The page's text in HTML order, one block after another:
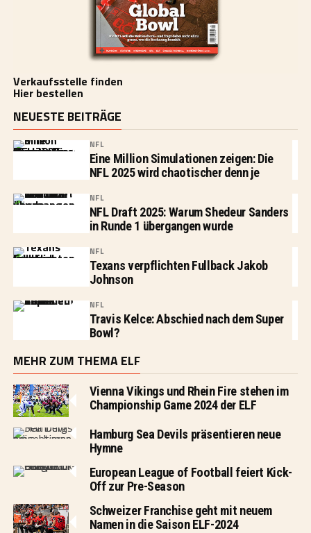
Verkaufsstelle finden
Hier bestellen
NEUESTE BEITRÄGE
NFL
Eine Million Simulationen zeigen: Die
NFL 2025 wird chaotischer denn je
NFL
NFL Draft 2025: Warum Shedeur Sanders
in Runde 1 übergangen wurde
NFL
Texans verpflichten Fullback Jakob
Johnson
NFL
Travis Kelce: Abschied nach dem Super
Bowl?
MEHR ZUM THEMA ELF
Vienna Vikings und Rhein Fire stehen im
Championship Game 2024 der ELF
Hamburg Sea Devils präsentieren neue
Hymne
European League of Football feiert Kick-
Off zur Pre-Season
Schweizer Franchise geht mit neuem
Namen in die Saison ELF-2024